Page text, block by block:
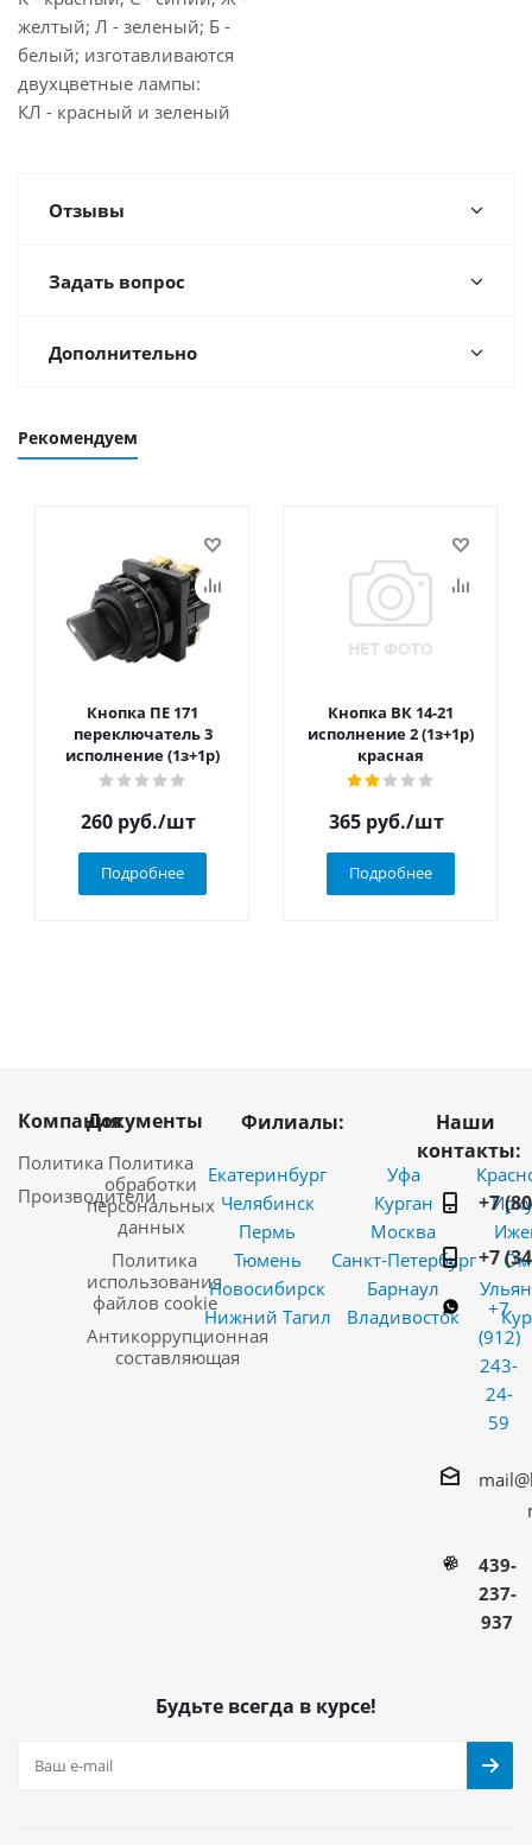
желтый; Л - зеленый; Б -
белый; изготавливаются
двухцветные лампы:
КЛ - красный и зеленый
Отзывы
Задать вопрос
Дополнительно
Рекомендуем
Кнопка ПЕ 171
переключатель 3
исполнение (1з+1р)
260 руб./шт
Подробнее
Кнопка ВК 14-21
исполнение 2 (1з+1р)
красная
365 руб./шт
Подробнее
Компания
Политика
Производители
Документы
Политика
обработки
персональных
данных
Политика
использования
файлов cookie
Антикоррупционная
составляющая
Филиалы:
Екатеринбург
Челябинск
Пермь
Тюмень
Новосибирск
Нижний Тагил
Уфа
Курган
Москва
Санкт-Петербург
Барнаул
Владивосток
Наши
контакты:
+7
+7
+7
(912)
243-
24-
59
439-
237-
937
Будьте всегда в курсе!